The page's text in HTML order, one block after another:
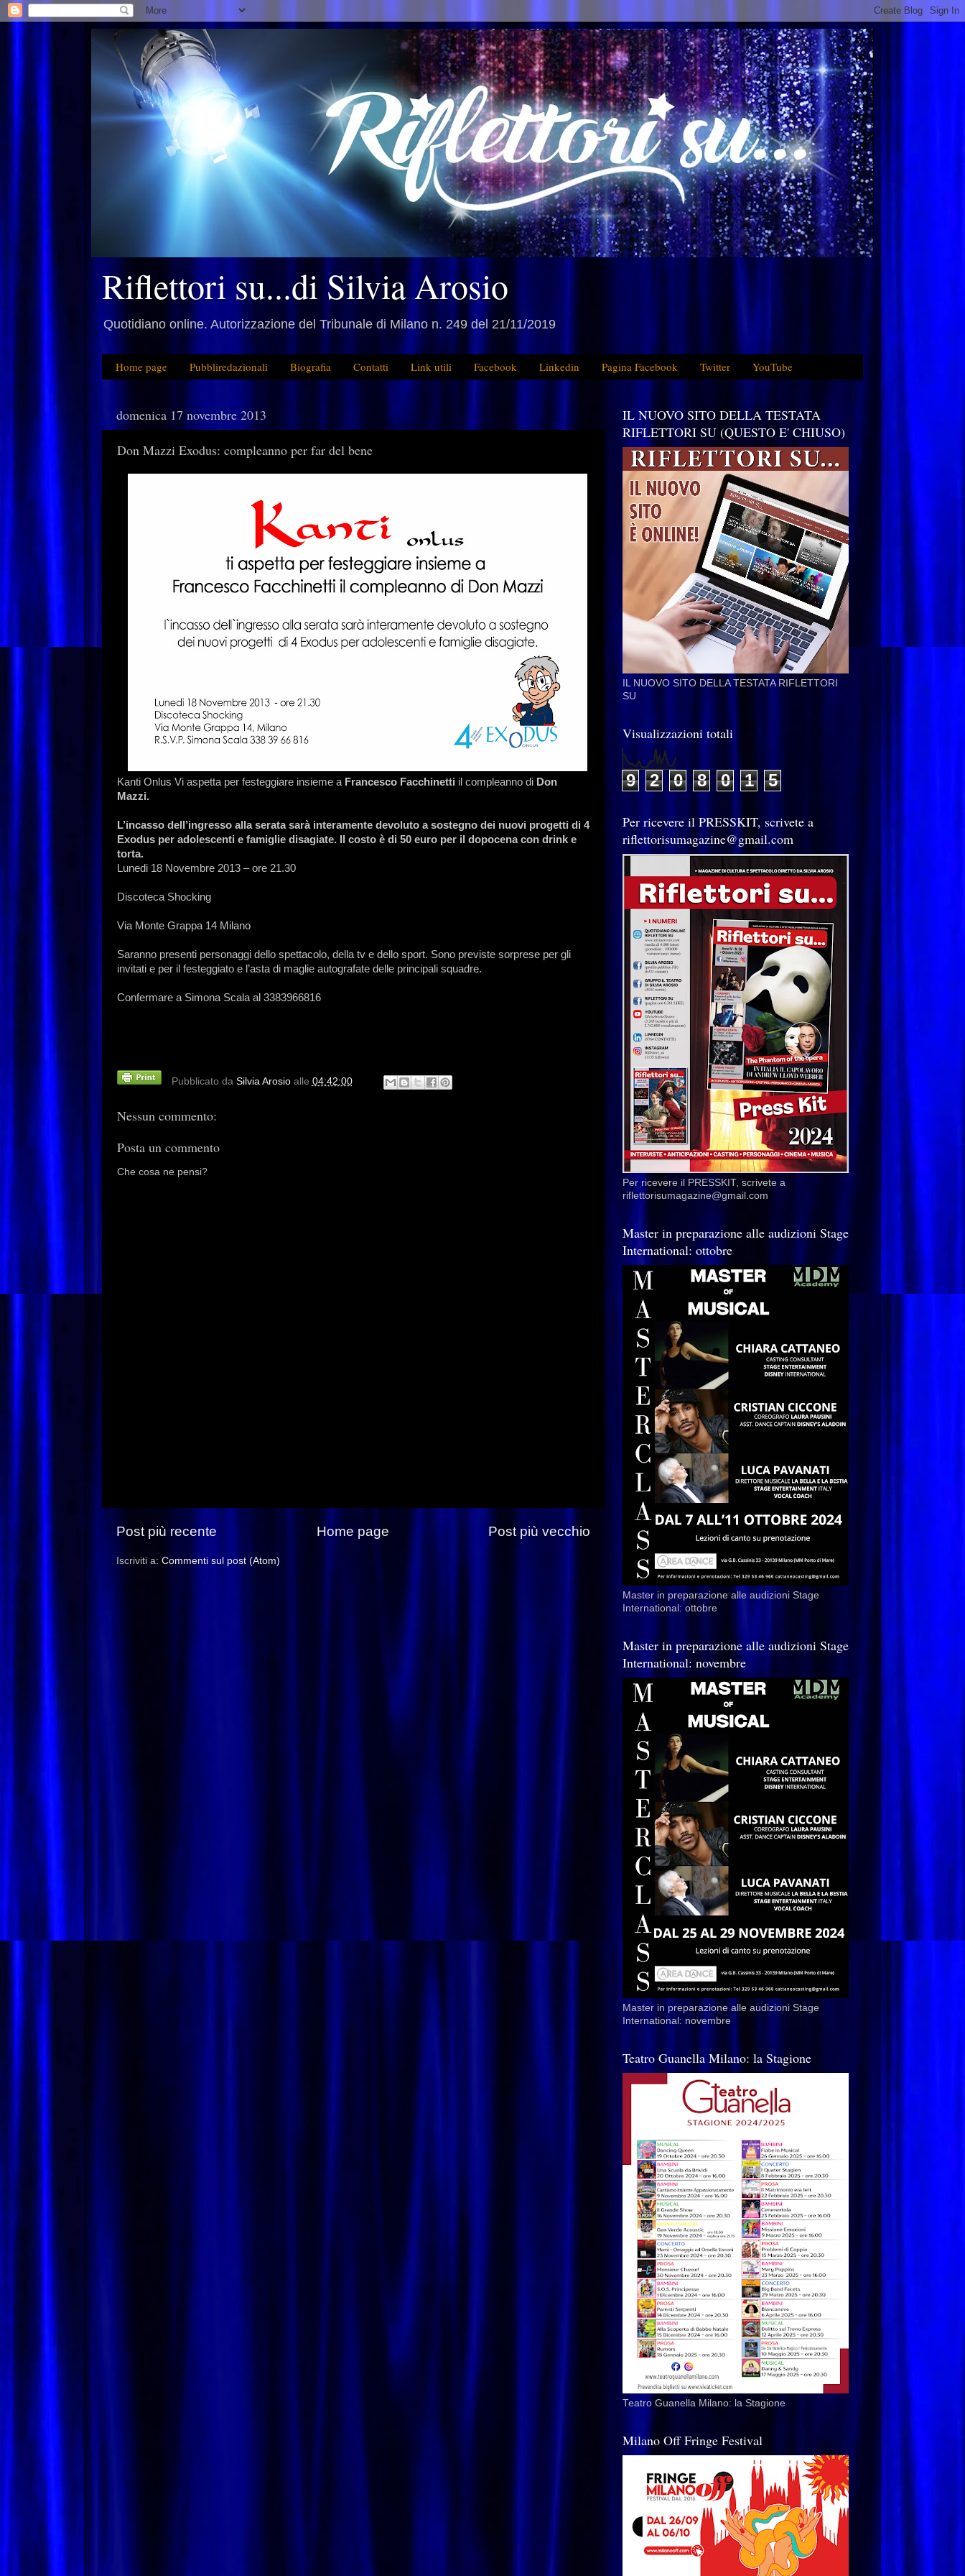
Riflettori su...di Silvia Arosio
Quotidiano online. Autorizzazione del Tribunale di Milano n. 249 del 21/11/2019
Home page Pubbliredazionali Biografia Contatti Link utili Facebook Linkedin Pagina Facebook Twitter YouTube
domenica 17 novembre 2013
Don Mazzi Exodus: compleanno per far del bene
Kanti Onlus Vi aspetta per festeggiare insieme a Francesco Facchinetti il compleanno di Don
Mazzi.
L’incasso dell’ingresso alla serata sarà interamente devoluto a sostegno dei nuovi progetti di 4
Exodus per adolescenti e famiglie disagiate. Il costo è di 50 euro per il dopocena con drink e
torta.
Lunedi 18 Novembre 2013 – ore 21.30
Discoteca Shocking
Via Monte Grappa 14 Milano
Saranno presenti personaggi dello spettacolo, della tv e dello sport. Sono previste sorprese per gli
invitati e per il festeggiato e l’asta di maglie autografate delle principali squadre.
Confermare a Simona Scala al 3383966816
Pubblicato da Silvia Arosio alle 04:42:00
Nessun commento:
Posta un commento
Che cosa ne pensi?
Post più recente Post più vecchio
Home page
Iscriviti a: Commenti sul post (Atom)
IL NUOVO SITO DELLA TESTATA
RIFLETTORI SU (QUESTO E' CHIUSO)
IL NUOVO SITO DELLA TESTATA RIFLETTORI
SU
Visualizzazioni totali
9 2 0 8 0 1 5
Per ricevere il PRESSKIT, scrivete a
riflettorisumagazine@gmail.com
Per ricevere il PRESSKIT, scrivete a
riflettorisumagazine@gmail.com
Master in preparazione alle audizioni Stage
International: ottobre
Master in preparazione alle audizioni Stage
International: ottobre
Master in preparazione alle audizioni Stage
International: novembre
Master in preparazione alle audizioni Stage
International: novembre
Teatro Guanella Milano: la Stagione
Teatro Guanella Milano: la Stagione
Milano Off Fringe Festival